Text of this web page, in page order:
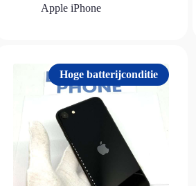
Apple iPhone
Hoge batterijconditie